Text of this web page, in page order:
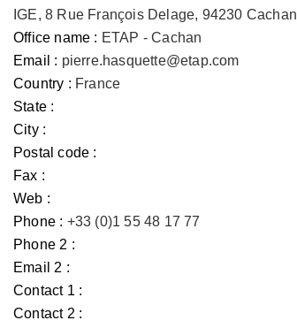
IGE, 8 Rue François Delage, 94230 Cachan
Office name : ETAP - Cachan
Email : pierre.hasquette@etap.com
Country : France
State :
City :
Postal code :
Fax :
Web :
Phone : +33 (0)1 55 48 17 77
Phone 2 :
Email 2 :
Contact 1 :
Contact 2 :